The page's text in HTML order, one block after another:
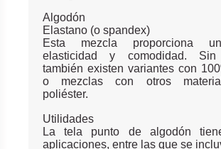
Algodón
Elastano (o spandex)
Esta mezcla proporciona
elasticidad y comodidad. Sin
también existen variantes con
o mezclas con otros
poliéster.
Utilidades
La tela punto de algodón
aplicaciones, entre las que se